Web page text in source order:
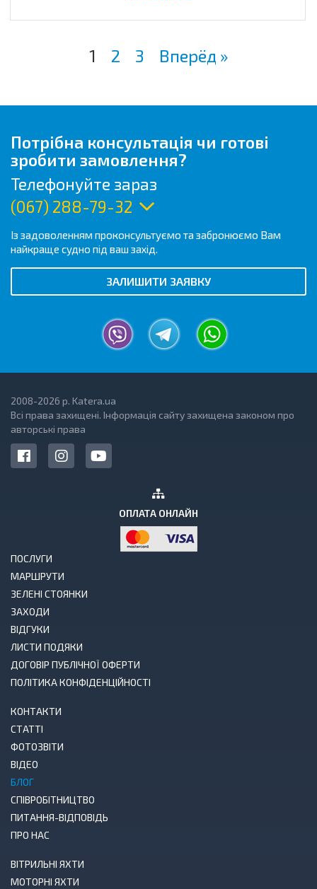
1 2 3 Вперёд »
Потрібна консультація чи готові
зробити замовлення?
Телефонуйте зараз
(067) 288-79-32
Із задоволенням проконсультуємо та забронюємо Вам
найкраще судно під ваш захід.
ЗАЛИШИТИ ЗАЯВКУ
2008-2026 р. Katera.ua
Всі права захищені. Інформація сайту захищена законом про
авторські права
ОПЛАТА ОНЛАЙН
ПОСЛУГИ
МАРШРУТИ
ЗЕЛЕНІ СТОЯНКИ
ЗАХОДИ
ВІДГУКИ
ЛИСТИ ПОДЯКИ
ДОГОВІР ПУБЛІЧНОЇ ОФЕРТИ
ПОЛІТИКА КОНФІДЕНЦІЙНОСТІ
КОНТАКТИ
СТАТТІ
ФОТОЗВІТИ
ВІДЕО
БЛОГ
СПІВРОБІТНИЦТВО
ПИТАННЯ-ВІДПОВІДЬ
ПРО НАС
ВІТРИЛЬНІ ЯХТИ
МОТОРНІ ЯХТИ